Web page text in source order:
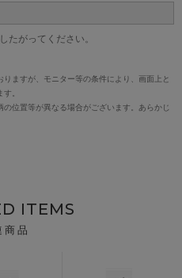
たがってください。
ますが、モニター等の条件により、画面上と
。
位置等が異なる場合がございます。あらかじ
ITEMS
商品